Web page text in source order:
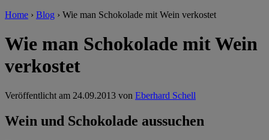
Home › Blog › Wie man Schokolade mit Wein verkostet
Wie man Schokolade mit Wein
verkostet
Veröffentlicht am 24.09.2013 von Eberhard Schell
Wein und Schokolade aussuchen